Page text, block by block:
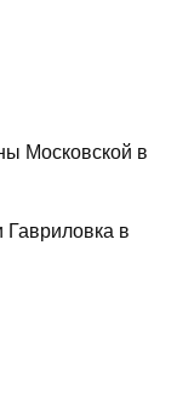
Московской в
Гавриловка в